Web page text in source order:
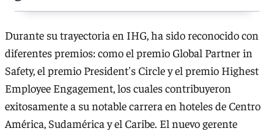
Durante su trayectoria en IHG, ha sido reconocido con
diferentes premios: como el premio Global Partner in
Safety, el premio President's Circle y el premio Highest
Employee Engagement, los cuales contribuyeron
exitosamente a su notable carrera en hoteles de Centro
América, Sudamérica y el Caribe. El nuevo gerente